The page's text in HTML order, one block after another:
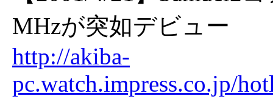
MHzが突如デビュー
http://akiba-
pc.watch.impress.co.jp/